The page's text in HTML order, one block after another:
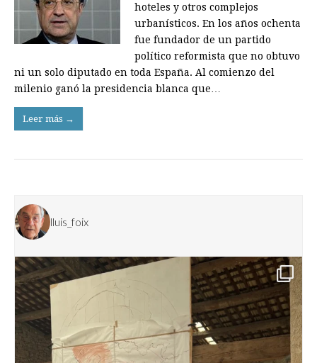
hoteles y otros complejos
urbanísticos. En los años ochenta
fue fundador de un partido
político reformista que no obtuvo
ni un solo diputado en toda España. Al comienzo del
milenio ganó la presidencia blanca que…
Leer más →
lluis_foix